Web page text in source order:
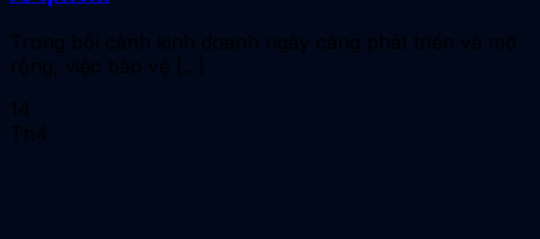
Trong bối cảnh kinh doanh ngày càng phát triển và mở
rộng, việc bảo vệ [...]
14
Th4